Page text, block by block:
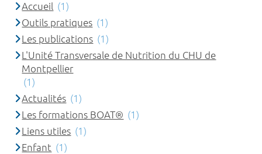
Accueil (1)
Outils pratiques (1)
Les publications (1)
L'Unité Transversale de Nutrition du CHU de
Montpellier
(1)
Actualités (1)
Les formations BOAT® (1)
Liens utiles (1)
Enfant (1)